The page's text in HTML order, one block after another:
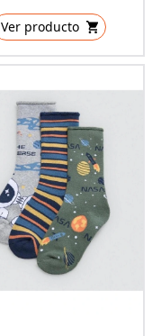
Ver producto